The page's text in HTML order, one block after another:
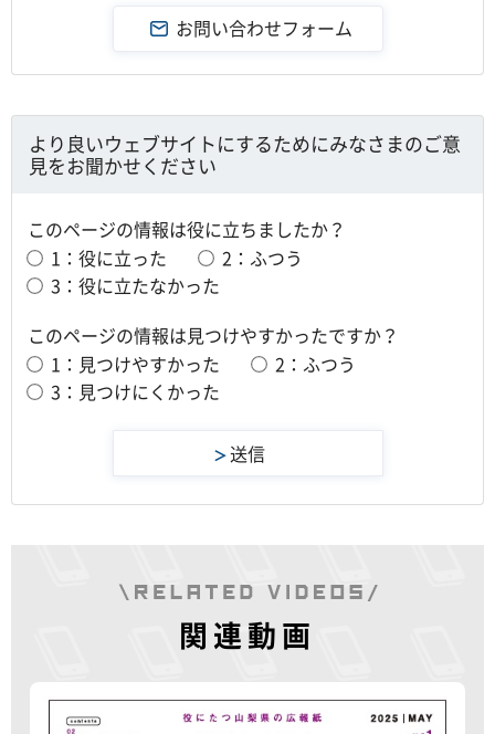
より良いウェブサイトにするためにみなさまのご意
見をお聞かせください
このページの情報は役に立ちましたか？
1：役に立った
2：ふつう
3：役に立たなかった
このページの情報は見つけやすかったですか？
1：見つけやすかった
2：ふつう
3：見つけにくかった
関連動画